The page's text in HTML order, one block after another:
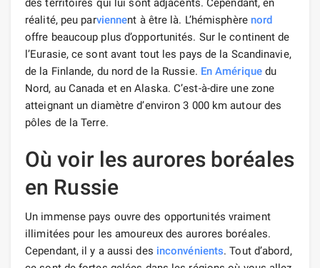
des territoires qui lui sont adjacents. Cependant, en
réalité, peu parviennent à être là. L’hémisphère nord
offre beaucoup plus d’opportunités. Sur le continent de
l’Eurasie, ce sont avant tout les pays de la Scandinavie,
de la Finlande, du nord de la Russie. En Amériquedu
Nord, au Canada et en Alaska. C’est-à-dire une zone
atteignant un diamètre d’environ 3 000 km autour des
pôles de la Terre.
Où voir les aurores boréales
en Russie
Un immense pays ouvre des opportunités vraiment
illimitées pour les amoureux des aurores boréales.
Cependant, il y a aussi des inconvénients. Tout d’abord,